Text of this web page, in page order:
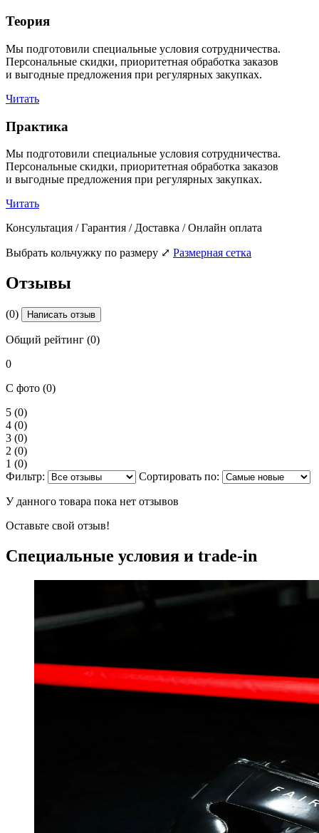
Теория
Мы подготовили специальные условия сотрудничества.
Персональные скидки, приоритетная обработка заказов
и выгодные предложения при регулярных закупках.
Читать
Практика
Мы подготовили специальные условия сотрудничества.
Персональные скидки, приоритетная обработка заказов
и выгодные предложения при регулярных закупках.
Читать
Консультация / Гарантия / Доставка / Онлайн оплата
Выбрать кольчужку по размеру ⤢ Размерная сетка
Отзывы
(0) Написать отзыв
Общий рейтинг (0)
0
С фото (0)
5 (0)
4 (0)
3 (0)
2 (0)
1 (0)
Фильтр:
Сортировать по:
У данного товара пока нет отзывов
Оставьте свой отзыв!
Специальные условия и trade-in